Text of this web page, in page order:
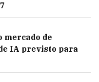
mercado de
IA previsto para